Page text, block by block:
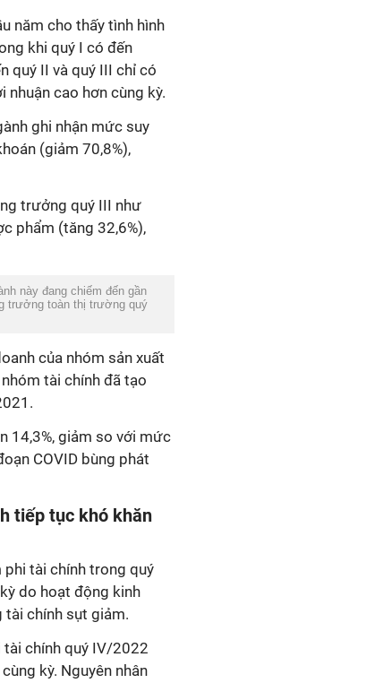
năm cho thấy tình hình
khi quý I có đến
quý II và quý III chỉ có
nhuận cao hơn cùng kỳ.
ghi nhận mức suy
(giảm 70,8%),
trưởng quý III như
phẩm (tăng 32,6%),
này đang chiếm đến gần
trưởng toàn thị trường quý
của nhóm sản xuất
tài chính đã tạo
14,3%, giảm so với mức
COVID bùng phát
tiếp tục khó khăn
phi tài chính trong quý
do hoạt động kinh
tài chính sụt giảm.
tài chính quý IV/2022
kỳ. Nguyên nhân